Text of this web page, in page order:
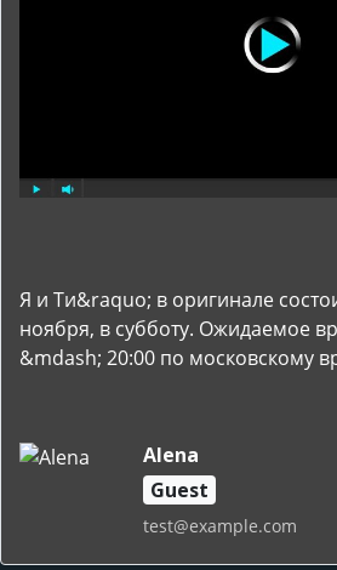
Я и Ти&raquo; в оригинале
ноября, в субботу. Ожидаемое
&mdash; 20:00 по московскому
Alena
Guest
test@example.com